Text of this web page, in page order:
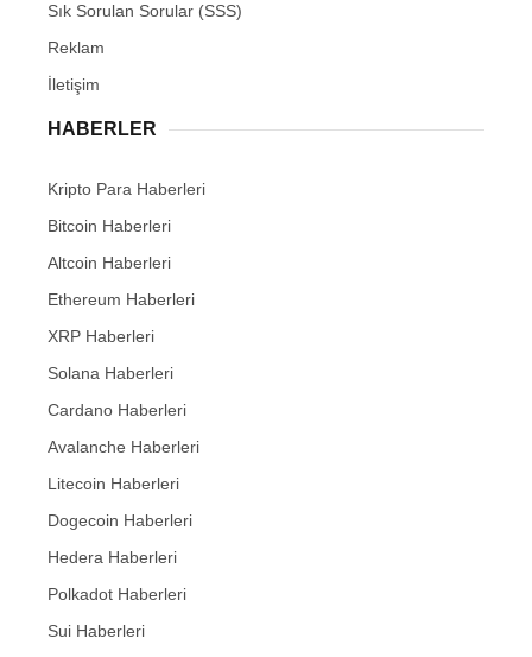
Sık Sorulan Sorular (SSS)
Reklam
İletişim
HABERLER
Kripto Para Haberleri
Bitcoin Haberleri
Altcoin Haberleri
Ethereum Haberleri
XRP Haberleri
Solana Haberleri
Cardano Haberleri
Avalanche Haberleri
Litecoin Haberleri
Dogecoin Haberleri
Hedera Haberleri
Polkadot Haberleri
Sui Haberleri